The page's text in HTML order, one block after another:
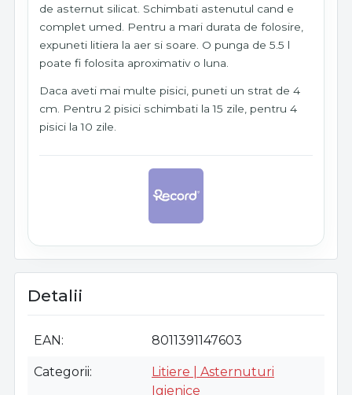
de asternut silicat. Schimbati astenutul cand e
complet umed. Pentru a mari durata de folosire,
expuneti litiera la aer si soare. O punga de 5.5 l
poate fi folosita aproximativ o luna.
Daca aveti mai multe pisici, puneti un strat de 4
cm. Pentru 2 pisici schimbati la 15 zile, pentru 4
pisici la 10 zile.
Detalii
EAN 8011391147603
Categorii
Litiere | Asternuturi
Igienice